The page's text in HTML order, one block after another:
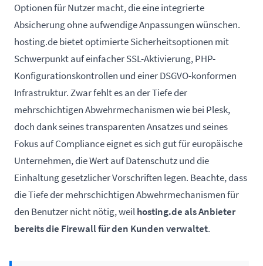
Optionen für Nutzer macht, die eine integrierte
Absicherung ohne aufwendige Anpassungen wünschen.
hosting.de bietet optimierte Sicherheitsoptionen mit
Schwerpunkt auf einfacher SSL-Aktivierung, PHP-
Konfigurationskontrollen und einer DSGVO-konformen
Infrastruktur. Zwar fehlt es an der Tiefe der
mehrschichtigen Abwehrmechanismen wie bei Plesk,
doch dank seines transparenten Ansatzes und seines
Fokus auf Compliance eignet es sich gut für europäische
Unternehmen, die Wert auf Datenschutz und die
Einhaltung gesetzlicher Vorschriften legen. Beachte, dass
die Tiefe der mehrschichtigen Abwehrmechanismen für
den Benutzer nicht nötig, weilhosting.de als Anbieter
bereits die Firewall für den Kunden verwaltet.